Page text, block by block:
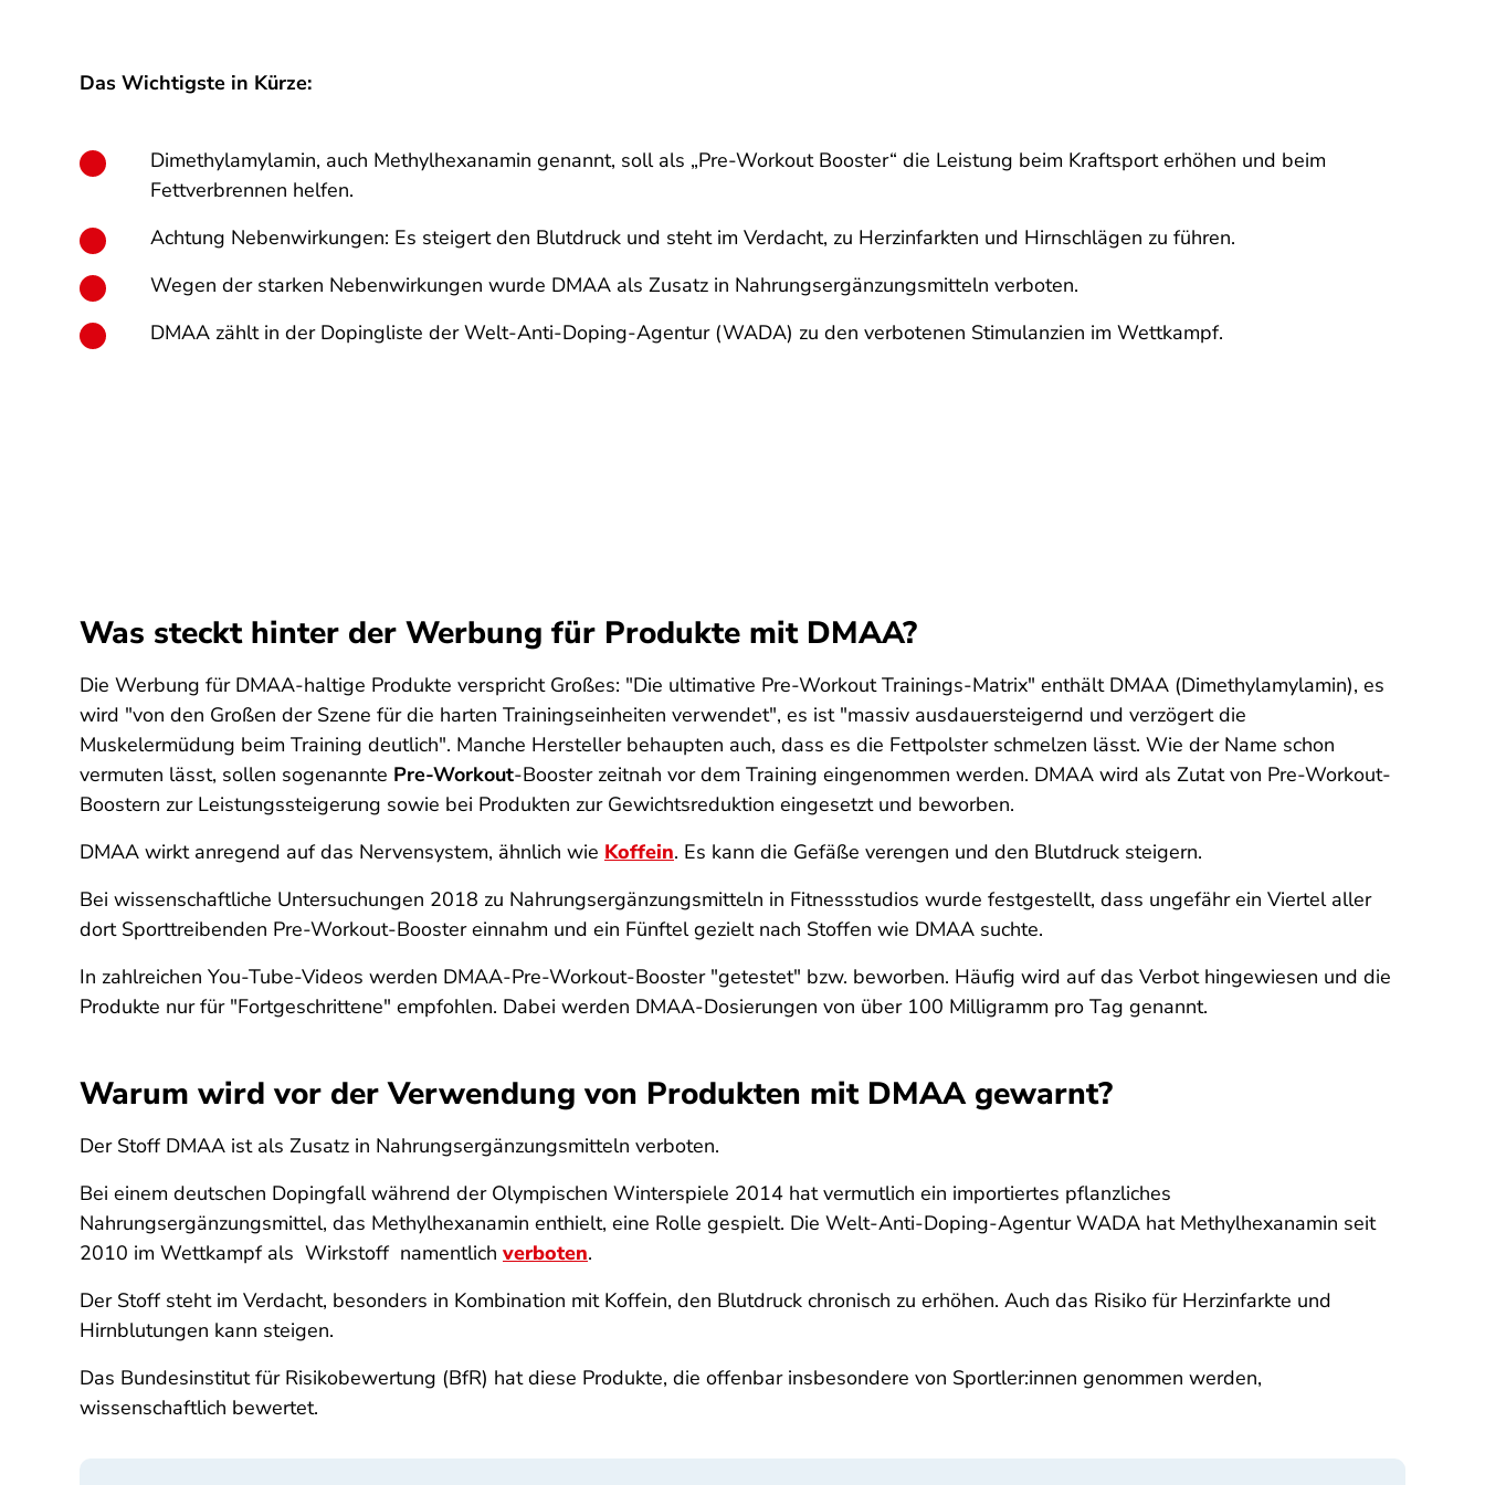
Das Wichtigste in Kürze:
Dimethylamylamin, auch Methylhexanamin genannt, soll als „Pre-Workout Booster“ die Leistung beim Kraftsport erhöhen und beim
Fettverbrennen helfen.
Achtung Nebenwirkungen: Es steigert den Blutdruck und steht im Verdacht, zu Herzinfarkten und Hirnschlägen zu führen.
Wegen der starken Nebenwirkungen wurde DMAA als Zusatz in Nahrungsergänzungsmitteln verboten.
DMAA zählt in der Dopingliste der Welt-Anti-Doping-Agentur (WADA) zu den verbotenen Stimulanzien im Wettkampf.
Was steckt hinter der Werbung für Produkte mit DMAA?
Die Werbung für DMAA-haltige Produkte verspricht Großes: "Die ultimative Pre-Workout Trainings-Matrix" enthält DMAA (Dimethylamylamin), es
wird "von den Großen der Szene für die harten Trainingseinheiten verwendet", es ist "massiv ausdauersteigernd und verzögert die
Muskelermüdung beim Training deutlich". Manche Hersteller behaupten auch, dass es die Fettpolster schmelzen lässt. Wie der Name schon
vermuten lässt, sollen sogenannte Pre-Workout-Booster zeitnah vor dem Training eingenommen werden. DMAA wird als Zutat von Pre-Workout-
Boostern zur Leistungssteigerung sowie bei Produkten zur Gewichtsreduktion eingesetzt und beworben.
DMAA wirkt anregend auf das Nervensystem, ähnlich wie Koffein. Es kann die Gefäße verengen und den Blutdruck steigern.
Bei wissenschaftliche Untersuchungen 2018 zu Nahrungsergänzungsmitteln in Fitnessstudios wurde festgestellt, dass ungefähr ein Viertel aller
dort Sporttreibenden Pre-Workout-Booster einnahm und ein Fünftel gezielt nach Stoffen wie DMAA suchte.
In zahlreichen You-Tube-Videos werden DMAA-Pre-Workout-Booster "getestet" bzw. beworben. Häufig wird auf das Verbot hingewiesen und die
Produkte nur für "Fortgeschrittene" empfohlen. Dabei werden DMAA-Dosierungen von über 100 Milligramm pro Tag genannt.
Warum wird vor der Verwendung von Produkten mit DMAA gewarnt?
Der Stoff DMAA ist als Zusatz in Nahrungsergänzungsmitteln verboten.
Bei einem deutschen Dopingfall während der Olympischen Winterspiele 2014 hat vermutlich ein importiertes pflanzliches
Nahrungsergänzungsmittel, das Methylhexanamin enthielt, eine Rolle gespielt. Die Welt-Anti-Doping-Agentur WADA hat Methylhexanamin seit
2010 im Wettkampf als Wirkstoff namentlich verboten.
Der Stoff steht im Verdacht, besonders in Kombination mit Koffein, den Blutdruck chronisch zu erhöhen. Auch das Risiko für Herzinfarkte und
Hirnblutungen kann steigen.
Das Bundesinstitut für Risikobewertung (BfR) hat diese Produkte, die offenbar insbesondere von Sportler:innen genommen werden,
wissenschaftlich bewertet.